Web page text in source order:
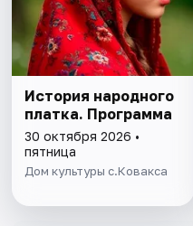
История народного
платка. Программа
30 октября 2026 •
пятница
Дом культуры с.Ковакса